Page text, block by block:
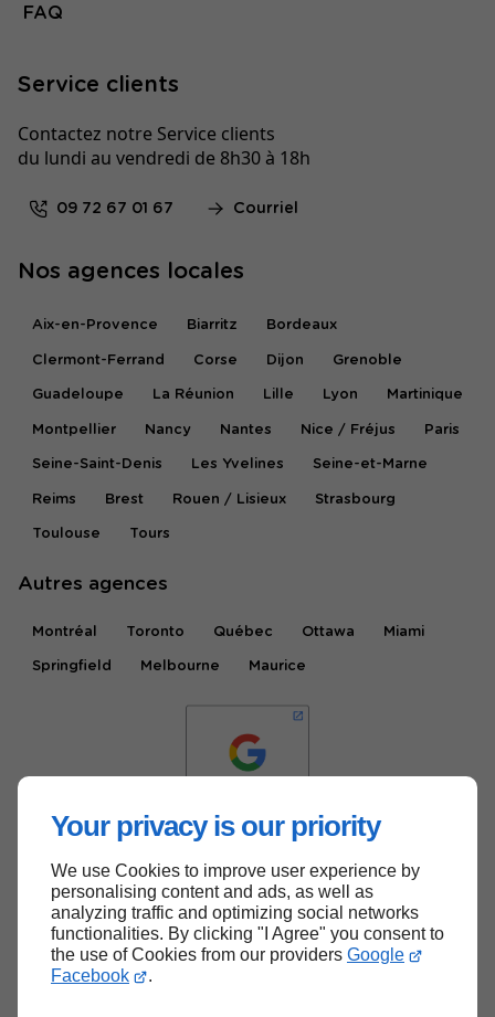
Your privacy is our priority
We use Cookies to improve user experience by
personalising content and ads, as well as
analyzing traffic and optimizing social networks
functionalities. By clicking "I Agree" you consent to
the use of Cookies from our providers Google
Facebook
.
FAQ
Service clients
Contactez notre Service clients
du lundi au vendredi de 8h30 à 18h
09 72 67 01 67 Courriel
Nos agences locales
Aix-en-Provence Biarritz Bordeaux
Clermont-Ferrand Corse Dijon Grenoble
Guadeloupe La Réunion Lille Lyon Martinique
Montpellier Nancy Nantes Nice / Fréjus Paris
Seine-Saint-Denis Les Yvelines Seine-et-Marne
Reims Brest Rouen / Lisieux Strasbourg
Toulouse Tours
Autres agences
Montréal Toronto Québec Ottawa Miami
Springfield Melbourne Maurice
Haut de page